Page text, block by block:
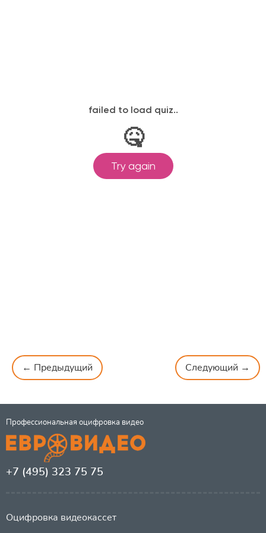
← Предыдущий Следующий →
Профессиональная оцифровка видео
+7 (495) 323 75 75
Оцифровка видеокассет